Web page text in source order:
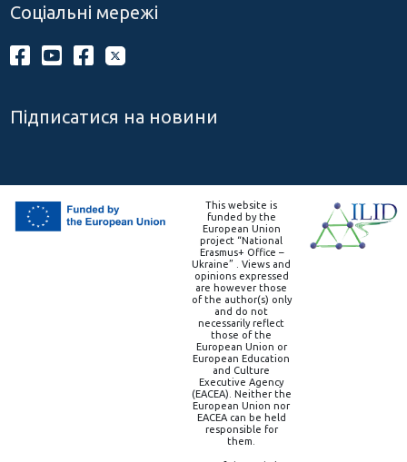
Соціальні мережі
Підписатися на новини
This website is
funded by the
European Union
project “National
Erasmus+ Office –
Ukraine” . Views and
opinions expressed
are however those
of the author(s) only
and do not
necessarily reflect
those of the
European Union or
European Education
and Culture
Executive Agency
(EACEA). Neither the
European Union nor
EACEA can be held
responsible for
them.